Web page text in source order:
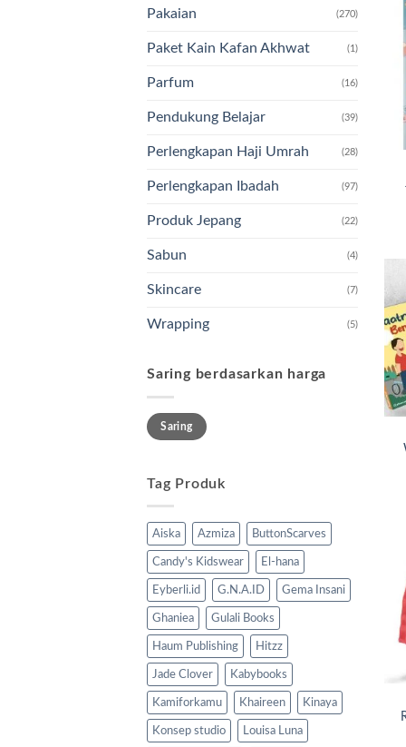
Pakaian (270)
Paket Kain Kafan Akhwat (1)
Parfum (16)
Pendukung Belajar (39)
Perlengkapan Haji Umrah (28)
Perlengkapan Ibadah (97)
Produk Jepang (22)
Sabun (4)
Skincare (7)
Wrapping (5)
Saring berdasarkan harga
Harga
terendah
Harga
tertinggi
Saring
Tag Produk
Aiska Azmiza ButtonScarves
Candy's Kidswear El-hana
Eyberli.id G.N.A.ID Gema Insani
Ghaniea Gulali Books
Haum Publishing Hitzz
Jade Clover Kabybooks
Kamiforkamu Khaireen Kinaya
Konsep studio Louisa Luna